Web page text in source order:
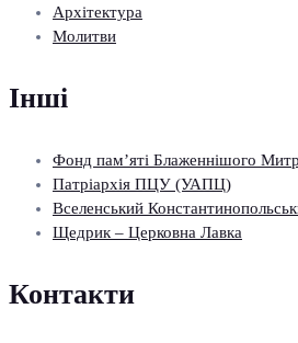
Архітектура
Молитви
Інші
Фонд пам’яті Блаженнішого
Патріархія ПЦУ (УАПЦ)
Вселенський
Щедрик – Церковна Лавка
Контакти